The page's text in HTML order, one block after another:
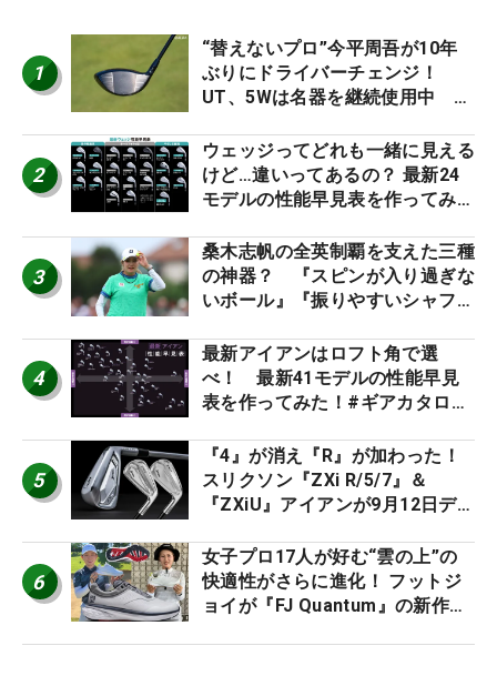
1
“替えないプロ”今平周吾が10年
ぶりにドライバーチェンジ！
UT、5Wは名器を継続使用中 #
2
ウェッジってどれも一緒に見える
けど…違いってあるの？ 最新24
モデルの性能早見表を作ってみ
3
桑木志帆の全英制覇を支えた三種
の神器？ 『スピンが入り過ぎな
いボール』『振りやすいシャフ
ー』 #女子プロセッティング
4
最新アイアンはロフト角で選
べ！ 最新41モデルの性能早見
表を作ってみた！#ギアカタログ
5
『4』が消え『R』が加わった！
スリクソン『ZXi R/5/7』＆
『ZXiU』アイアンが9月12日デ
6
女子プロ17人が好む“雲の上”の
快適性がさらに進化！ フットジ
ョイが『FJ Quantum』の新作を